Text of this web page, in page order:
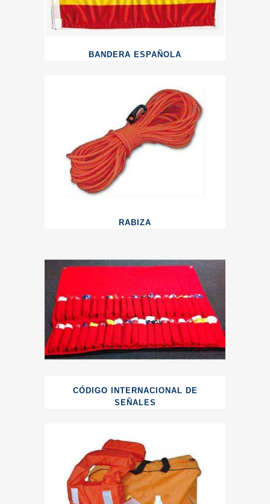
BANDERA ESPAÑOLA
RABIZA
CÓDIGO INTERNACIONAL DE
SEÑALES